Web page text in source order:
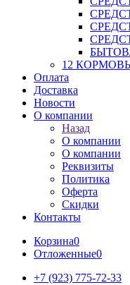
12
Оплата
Доставка
Новости
О компании
Назад
О компании
О компании
Реквизиты
Политика
Оферта
Скидки
Контакты
Корзина0
Отложенные0
+7 (923) 775-72-33